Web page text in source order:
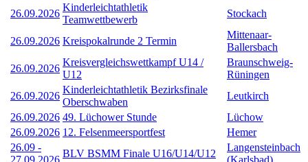
26.09.2026
Kinderleichtathletik
Teamwettbewerb
Stockach
26.09.2026 Kreispokalrunde 2 Termin
Mittenaar-
Ballersbach
26.09.2026
Kreisvergleichswettkampf U14 /
U12
Braunschweig-
Rüningen
26.09.2026
Kinderleichtathletik Bezirksfinale
Oberschwaben
Leutkirch
26.09.2026 49. Lüchower Stunde
Lüchow
26.09.2026 12. Felsenmeersportfest
Hemer
26.09 -
27.09.2026
BLV BSMM Finale U16/U14/U12
Langensteinbach
(Karlsbad)